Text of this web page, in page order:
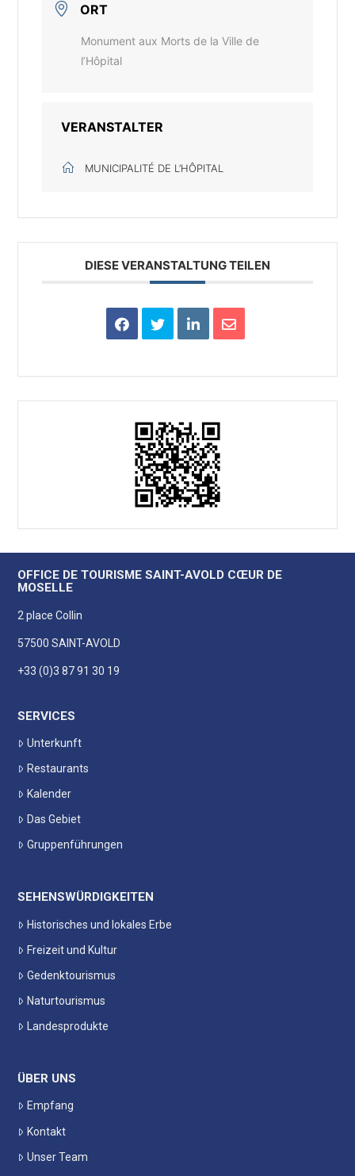
ORT
Monument aux Morts de la Ville de
l’Hôpital
VERANSTALTER
MUNICIPALITÉ DE L’HÔPITAL
DIESE VERANSTALTUNG TEILEN
OFFICE DE TOURISME SAINT-AVOLD CŒUR DE
MOSELLE
2 place Collin
57500 SAINT-AVOLD
+33 (0)3 87 91 30 19
SERVICES
Unterkunft
Restaurants
Kalender
Das Gebiet
Gruppenführungen
SEHENSWÜRDIGKEITEN
Historisches und lokales Erbe
Freizeit und Kultur
Gedenktourismus
Naturtourismus
Landesprodukte
ÜBER UNS
Empfang
Kontakt
Unser Team